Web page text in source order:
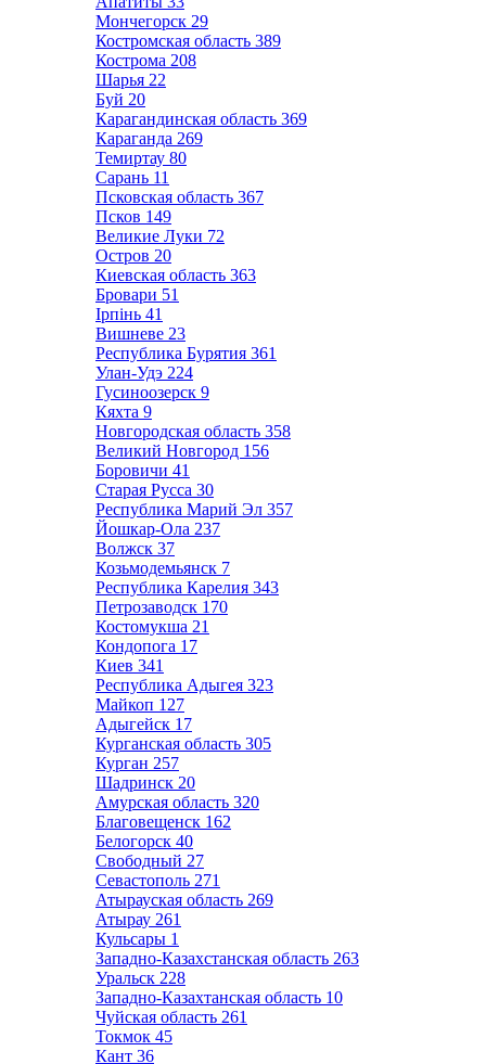
Мончегорск 29
Костромская область 389
Кострома 208
Шарья 22
Буй 20
Карагандинская область 369
Караганда 269
Темиртау 80
Сарань 11
Псковская область 367
Псков 149
Великие Луки 72
Остров 20
Киевская область 363
Бровари 51
Ірпінь 41
Вишневе 23
Республика Бурятия 361
Улан-Удэ 224
Гусиноозерск 9
Кяхта 9
Новгородская область 358
Великий Новгород 156
Боровичи 41
Старая Русса 30
Республика Марий Эл 357
Йошкар-Ола 237
Волжск 37
Козьмодемьянск 7
Республика Карелия 343
Петрозаводск 170
Костомукша 21
Кондопога 17
Киев 341
Республика Адыгея 323
Майкоп 127
Адыгейск 17
Курганская область 305
Курган 257
Шадринск 20
Амурская область 320
Благовещенск 162
Белогорск 40
Свободный 27
Севастополь 271
Атырауская область 269
Атырау 261
Кульсары 1
Западно-Казахстанская область 263
Уральск 228
Западно-Казахтанская область 10
Чуйская область 261
Токмок 45
Кант 36